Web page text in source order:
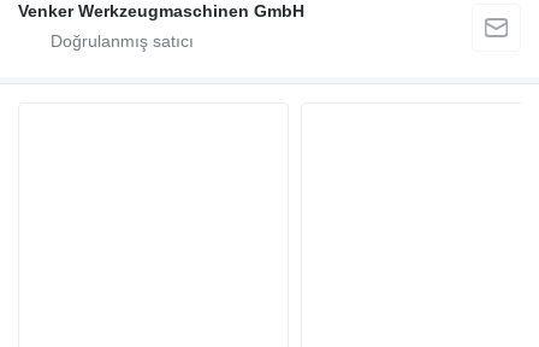
Venker Werkzeugmaschinen GmbH